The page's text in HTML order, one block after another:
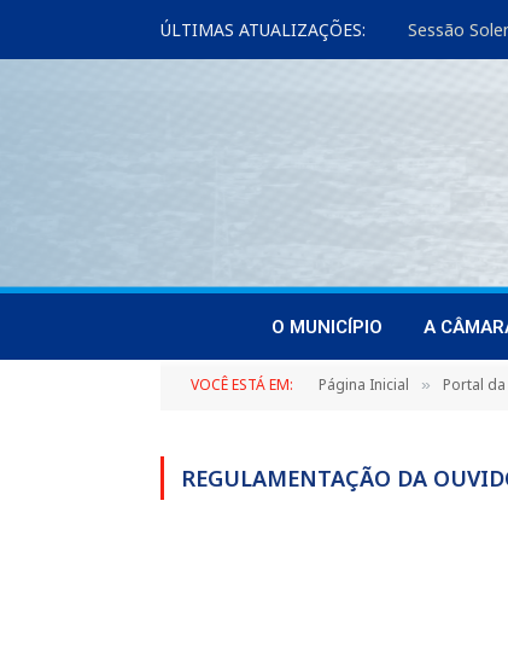
ÚLTIMAS ATUALIZAÇÕES: Sessão
O MUNICÍPIO A
VOCÊ ESTÁ EM: Página Inicial » Portal
REGULAMENTAÇÃO DA